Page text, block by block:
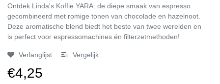
Ontdek Linda's Koffie YARA: de diepe smaak van espresso
gecombineerd met romige tonen van chocolade en hazelnoot.
Deze aromatische blend biedt het beste van twee werelden en
is perfect voor espressomachines én filterzetmethoden!
Verlanglijst Vergelijk
€4,25